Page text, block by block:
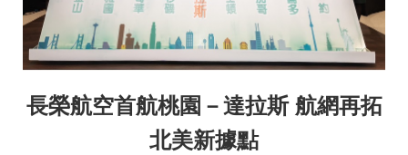
長榮航空首航桃園－達拉斯 航網再拓
北美新據點